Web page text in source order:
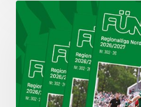
Fünfeck
Nr.
zum
Spiel
gegen
den